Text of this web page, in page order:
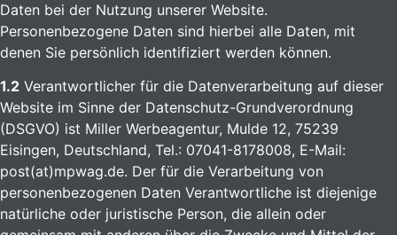
Daten bei der Nutzung unserer Website.
Personenbezogene Daten sind hierbei alle Daten, mit
denen Sie persönlich identifiziert werden können.
1.2 Verantwortlicher für die Datenverarbeitung auf dieser
Website im Sinne der Datenschutz-Grundverordnung
(DSGVO) ist Miller Werbeagentur, Mulde 12, 75239
Eisingen, Deutschland, Tel.: 07041-8178008, E-Mail:
post(at)mpwag.de. Der für die Verarbeitung von
personenbezogenen Daten Verantwortliche ist diejenige
natürliche oder juristische Person, die allein oder